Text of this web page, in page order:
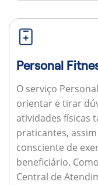
Personal
O serviço
orientar e tirar
atividades físicas
praticantes,
consciente de
beneficiário.
Central de